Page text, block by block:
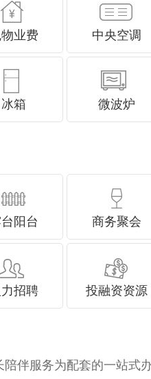
业费 中央空调
冰箱 微波炉
阳台 商务聚会
力招聘 投融资资源
陪伴服务为配套的一站式